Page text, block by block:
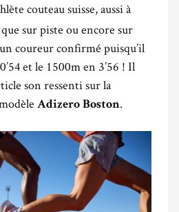
couteau suisse, aussi à
que sur piste ou encore sur
coureur confirmé puisqu’il
et le 1500m en 3’56 ! Il
son ressenti sur la
Adizero Boston.